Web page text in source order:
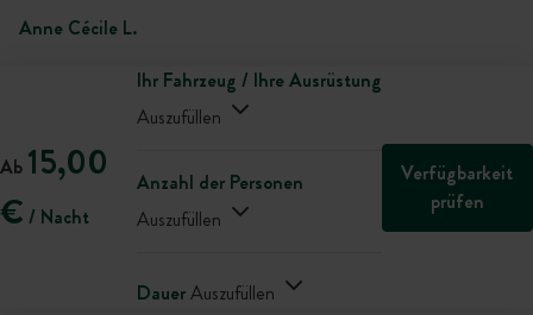
Anne Cécile L.
Ab 15,00
€ / Nacht
Ihr Fahrzeug / Ihre Ausrüstung
Auszufüllen
Anzahl der Personen
Auszufüllen
DauerAuszufüllen
Verfügbarkeit
prüfen